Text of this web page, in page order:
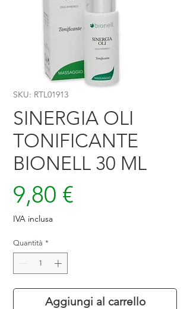
SKU: RTL01913
SINERGIA OLI
TONIFICANTE
BIONELL 30 ML
9,80 €
IVA inclusa
Quantità *
Aggiungi al carrello